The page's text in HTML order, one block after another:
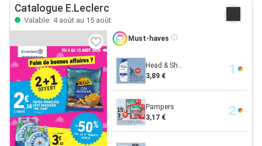
Catalogue E.Leclerc
Valable: 4 août au 15 août
Must-haves
Head & Sh...
3,89 €
Pampers
3,17 €